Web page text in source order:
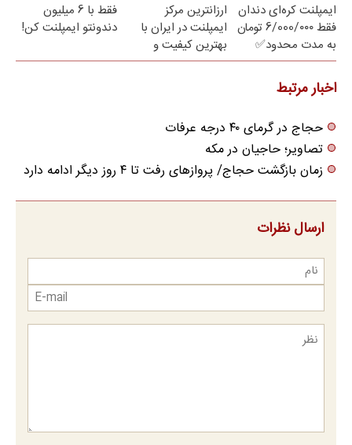
ایمپلنت کره‌ای دندان
فقط 6/000/۰۰۰ تومان
به مدت محدود✅
ارزانترین مرکز
ایمپلنت در ایران با
بهترین کیفیت و
قیمت
فقط با 6 میلیون
دندونتو ایمپلنت کن!
اخبار مرتبط
حجاج در گرمای ۴۰ درجه عرفات
تصاویر؛ حاجیان در مکه
زمان بازگشت حجاج/ پروازهای رفت تا ۴ روز دیگر ادامه دارد
ارسال نظرات